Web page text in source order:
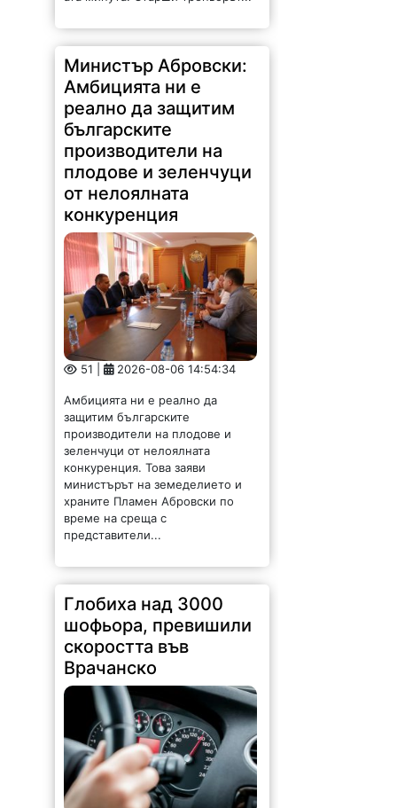
Министър Абровски:
Амбицията ни е
реално да защитим
българските
производители на
плодове и зеленчуци
от нелоялната
конкуренция
51 | 2026-08-06 14:54:34
Амбицията ни е реално да
защитим българските
производители на плодове и
зеленчуци от нелоялната
конкуренция. Това заяви
министърът на земеделието и
храните Пламен Абровски по
време на среща с
представители...
Глобиха над 3000
шофьора, превишили
скоростта във
Врачанско